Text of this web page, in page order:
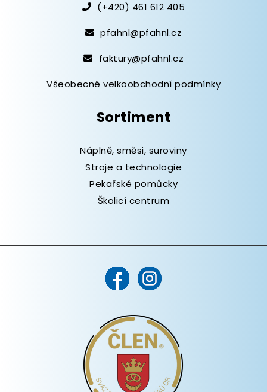
(+420) 461 612 405
pfahnl@pfahnl.cz
faktury@pfahnl.cz
Všeobecné velkoobchodní podmínky
Sortiment
Náplně, směsi, suroviny
Stroje a technologie
Pekařské pomůcky
Školicí centrum